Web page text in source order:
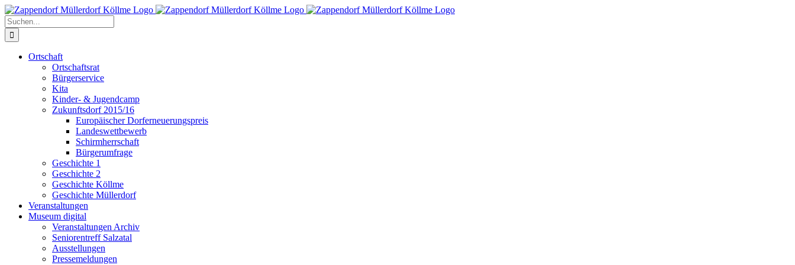
Zum
Inhalt
springen
Suche
nach:
Ortschaft
Ortschaftsrat
Bürgerservice
Kita
Kinder- & Jugendcamp
Zukunftsdorf 2015/16
Europäischer Dorferneuerungspreis
Landeswettbewerb
Schirmherrschaft
Bürgerumfrage
Geschichte 1
Geschichte 2
Geschichte Köllme
Geschichte Müllerdorf
Veranstaltungen
Museum digital
Veranstaltungen Archiv
Seniorentreff Salzatal
Ausstellungen
Pressemeldungen